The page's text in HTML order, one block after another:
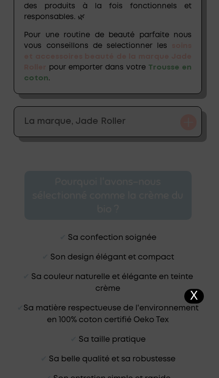
des produits à la fois fonctionnels et
responsables. 🌿
Pour une routine de beauté parfaite nous
vous conseillons de selectionner les
pour emporter dans votre Trousse en
coton.
La marque, Jade Roller
Sa confection soignée
Son d esign élégant et compact
Sa couleur naturelle et élégante en teinte
crème
Sa matière respectueuse de l'environnement
en 100% coton certifié Oeko Tex
Sa taille pratique
Sa belle qualité et sa robustesse
X